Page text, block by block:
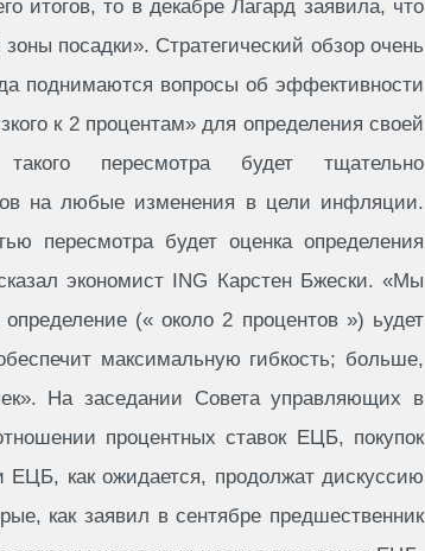
итогов, то в декабре Лагард заявила, что
посадки». Стратегический обзор очень
поднимаются вопросы об эффективности
к 2 процентам» для определения своей
пересмотра будет тщательно
на любые изменения в цели инфляции.
пересмотра будет оценка определения
экономист ING Карстен Бжески. «Мы
(« около 2 процентов ») ьудет
максимальную гибкость; больше,
На заседании Совета управляющих в
процентных ставок ЕЦБ, покупок
ЕЦБ, как ожидается, продолжат дискуссию
как заявил в сентябре предшественник